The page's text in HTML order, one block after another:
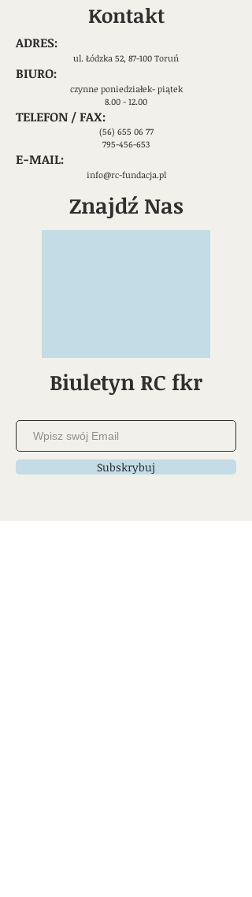
Kontakt
ADRES:
ul. Łódzka 52, 87-100 Toruń
​BIURO:
czynne poniedziałek- piątek
8.00 - 12.00
TELEFON / FAX:
(56) 655 06 77
​795-456-653
E-MAIL:
info@rc-fundacja.pl
Znajdź Nas
Biuletyn RC fkr
Subskrybuj